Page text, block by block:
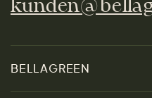
BELLAGREEN